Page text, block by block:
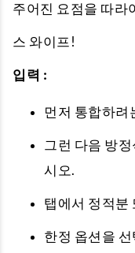
주어진 요점을 따라
스 와이프!
입력 :
먼저 통합하려
그런 다음 방
시오.
탭에서 정적분
한정 옵션을